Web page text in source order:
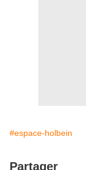
#espace-holbein
Partager